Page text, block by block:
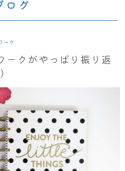
ログ
ーク
ークがやっぱり振り返